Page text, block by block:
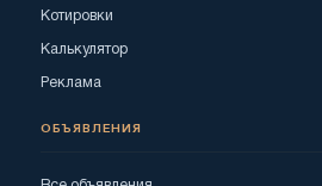
Котировки
Калькулятор
Реклама
ОБЪЯВЛЕНИЯ